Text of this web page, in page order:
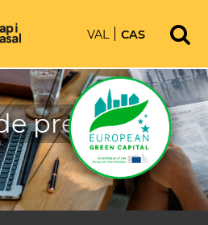
VAL CAS
prensa